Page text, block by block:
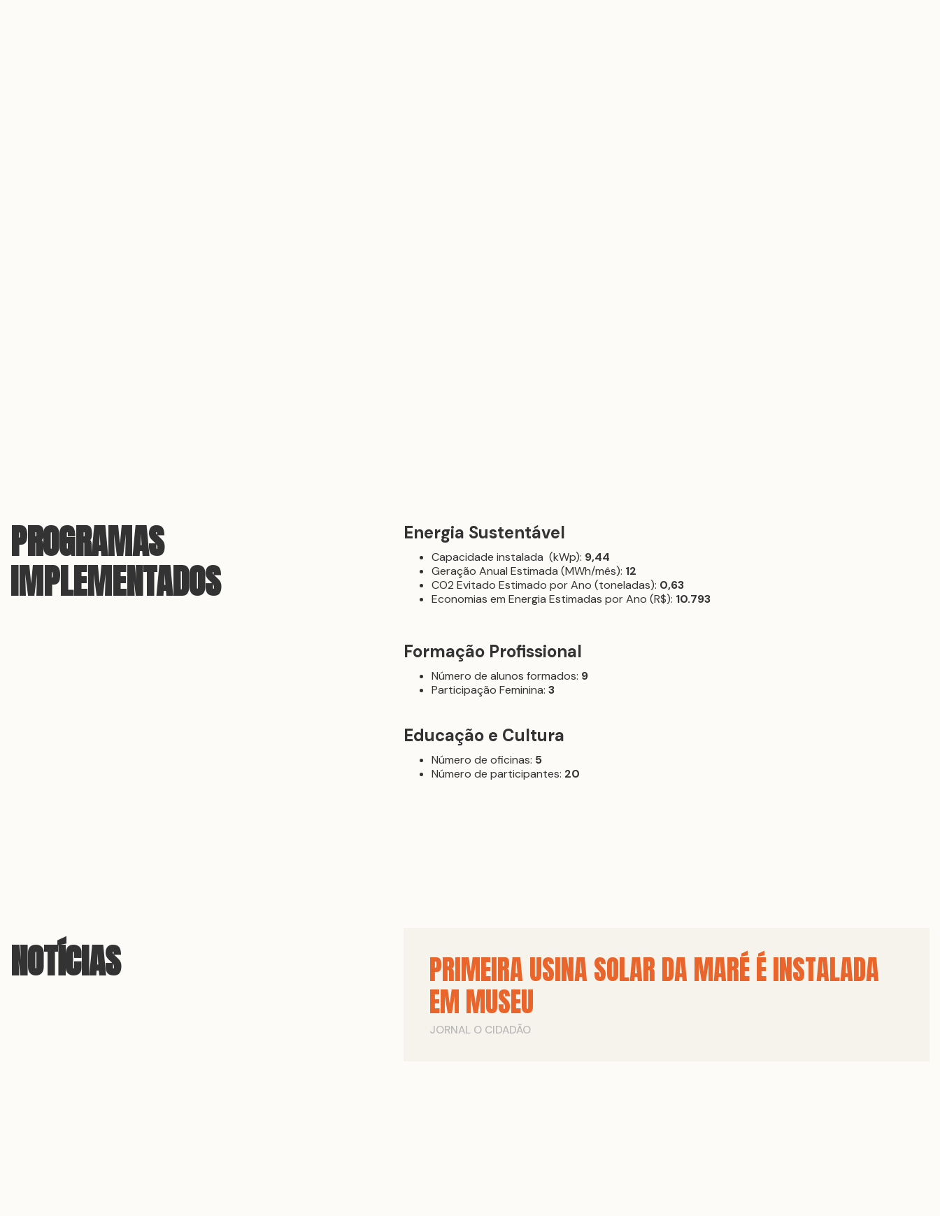
PROGRAMAS
IMPLEMENTADOS
Energia Sustentável
Capacidade instalada (kWp): 9,44
Geração Anual Estimada (MWh/mês): 12
CO2 Evitado Estimado por Ano (toneladas): 0,63
Economias em Energia Estimadas por Ano (R$): 10.793
Formação Profissional
Número de alunos formados: 9
Participação Feminina:3
Educação e Cultura
Número de oficinas: 5
Número de participantes: 20
NOTÍCIAS PRIMEIRA USINA SOLAR DA MARÉ É INSTALADA
EM MUSEU
JORNAL O CIDADÃO